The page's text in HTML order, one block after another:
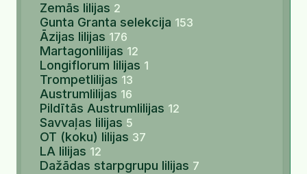
Zemās lilijas 2
Gunta Granta selekcija 153
Āzijas lilijas 176
Martagonlilijas 12
Longiflorum lilijas 1
Trompetlilijas 13
Austrumlilijas 16
Pildītās Austrumlilijas 12
Savvaļas lilijas 5
OT (koku) lilijas 37
LA lilijas 12
Dažādas starpgrupu lilijas 7